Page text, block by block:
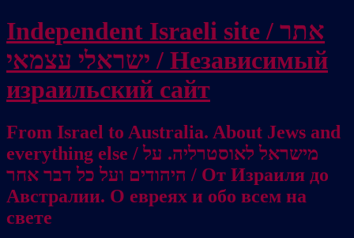
Independent Israeli site / אתר
ישראלי עצמאי / Независимый
израильский сайт
From Israel to Australia. About Jews and
everything else / מישראל לאוסטרליה. על
היהודים ועל כל דבר אחר / От Израиля до
Австралии. О евреях и обо всем на
свете